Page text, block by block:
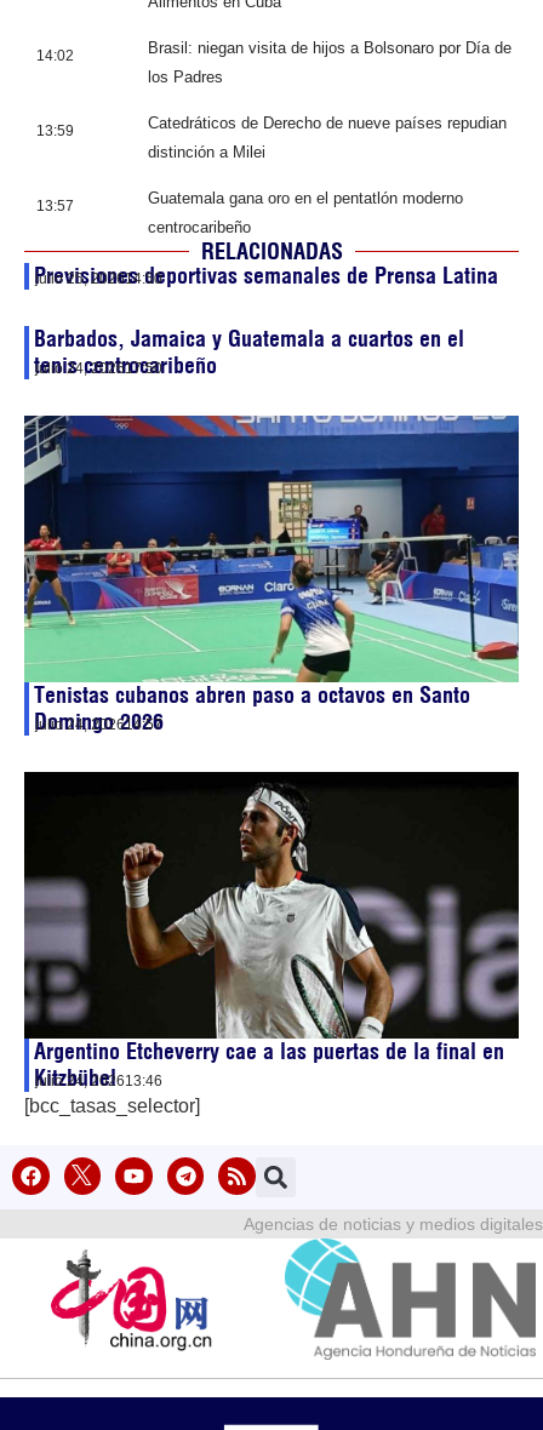
14:02
Brasil: niegan visita de hijos a Bolsonaro por Día de
los Padres
13:59
Catedráticos de Derecho de nueve países repudian
distinción a Milei
13:57
Guatemala gana oro en el pentatlón moderno
centrocaribeño
RELACIONADAS
Previsiones deportivas semanales de Prensa Latina
julio 25, 202614:50
Barbados, Jamaica y Guatemala a cuartos en el
tenis centrocaribeño
julio 24, 202617:50
Tenistas cubanos abren paso a octavos en Santo
Domingo 2026
julio 24, 202614:57
Argentino Etcheverry cae a las puertas de la final en
Kitzbühel
julio 24, 202613:46
[bcc_tasas_selector]
Agencias de noticias y medios digitales